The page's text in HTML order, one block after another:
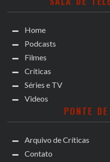
Home
Podcasts
Filmes
Críticas
Séries e TV
Videos
PONTE
Arquivo de Críticas
Contato